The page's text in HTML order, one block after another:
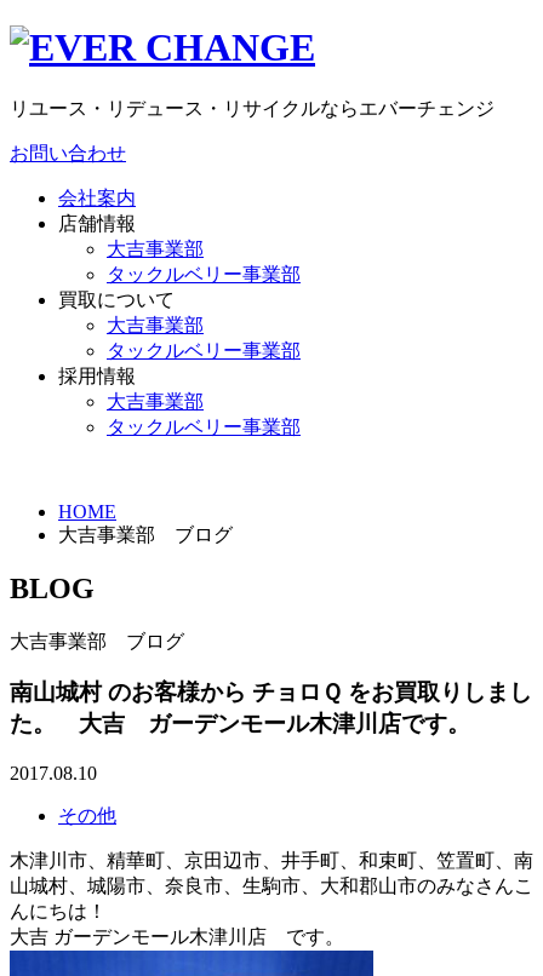
リユース・リデュース・リサイクルならエバーチェンジ
お問い合わせ
会社案内
店舗情報
大吉事業部
タックルベリー事業部
買取について
大吉事業部
タックルベリー事業部
採用情報
大吉事業部
タックルベリー事業部
HOME
大吉事業部 ブログ
BLOG
大吉事業部 ブログ
南山城村 のお客様から チョロＱ をお買取りしまし
た。 大吉 ガーデンモール木津川店です。
2017.08.10
その他
木津川市、精華町、京田辺市、井手町、和束町、笠置町、南
山城村、城陽市、奈良市、生駒市、大和郡山市のみなさんこ
んにちは！
大吉 ガーデンモール木津川店 です。